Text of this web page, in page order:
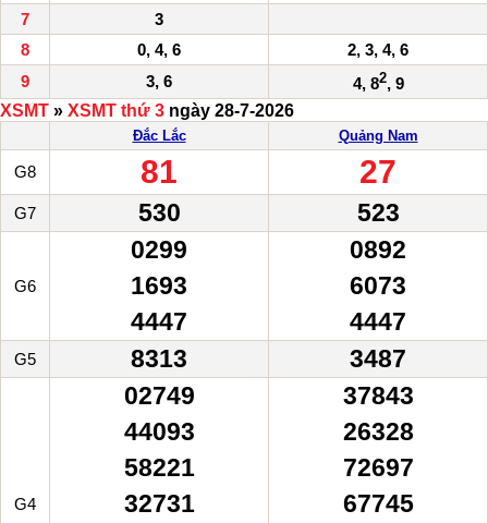
7
3
8
0, 4, 6
2, 3, 4, 6
9
3, 6 4, 82, 9
XSMT » XSMT thứ 3 ngày 28-7-2026
Đắc Lắc Quảng Nam
G8 81 27
G7 530 523
G6
0299
1693
4447
0892
6073
4447
G5 8313 3487
G4
02749
44093
58221
32731
37843
26328
72697
67745